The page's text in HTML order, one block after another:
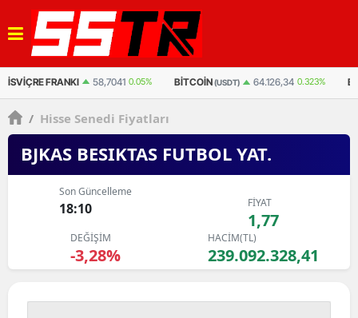
BITCOIN(USDT) 64.126,34 0.323% BITCOIN(TL) 3.042.123 0.495%
/ Hisse Senedi Fiyatları
BJKAS BESIKTAS FUTBOL YAT.
Son Güncelleme
18:10 FİYAT
1,77
DEĞİŞİM
-3,28%
HACİM(TL)
239.092.328,41